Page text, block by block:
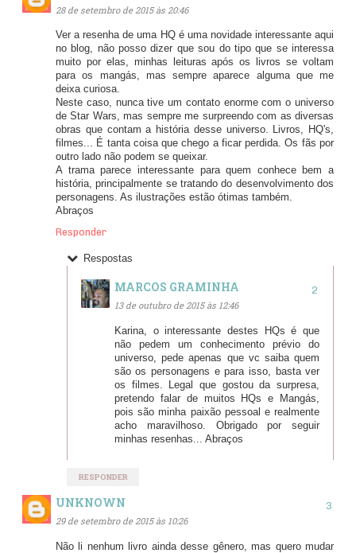
28 de setembro de 2015 às 20:46
Ver a resenha de uma HQ é uma novidade interessante aqui
no blog, não posso dizer que sou do tipo que se interessa
muito por elas, minhas leituras após os livros se voltam
para os mangás, mas sempre aparece alguma que me
deixa curiosa.
Neste caso, nunca tive um contato enorme com o universo
de Star Wars, mas sempre me surpreendo com as diversas
obras que contam a história desse universo. Livros, HQ's,
filmes... É tanta coisa que chego a ficar perdida. Os fãs por
outro lado não podem se queixar.
A trama parece interessante para quem conhece bem a
história, principalmente se tratando do desenvolvimento dos
personagens. As ilustrações estão ótimas também.
Abraços
Responder
Respostas
MARCOS GRAMINHA
13 de outubro de 2015 às 12:46
Karina, o interessante destes HQs é que
não pedem um conhecimento prévio do
universo, pede apenas que vc saiba quem
são os personagens e para isso, basta ver
os filmes. Legal que gostou da surpresa,
pretendo falar de muitos HQs e Mangás,
pois são minha paixão pessoal e realmente
acho maravilhoso. Obrigado por seguir
minhas resenhas... Abraços
RESPONDER
UNKNOWN
29 de setembro de 2015 às 10:26
Não li nenhum livro ainda desse gênero, mas quero mudar